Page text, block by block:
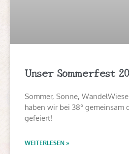
Unser Sommerfest
Sommer, Sonne,
haben wir bei 38° gemeinsam
gefeiert!
WEITERLESEN »